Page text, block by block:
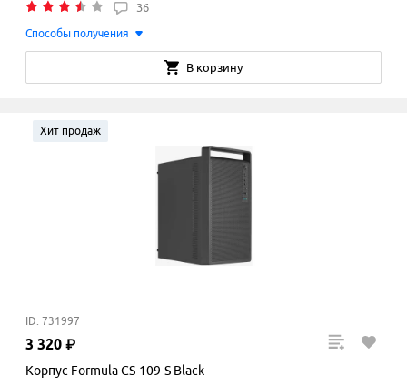
36
Способы получения
В корзину
Хит продаж
ID: 731997
3 320 ₽
Корпус Formula CS-109-S Black